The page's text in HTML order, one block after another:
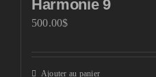
Harmonie 9
500.00$
Ajouter au panier